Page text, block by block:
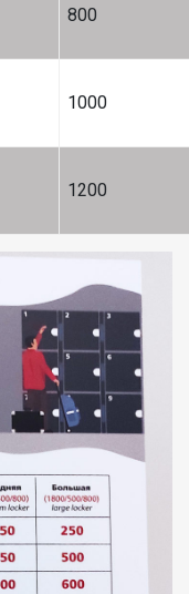
800
1000
1200